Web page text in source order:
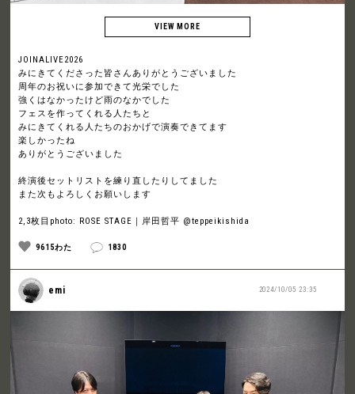
JOINALIVE2026
みにきてくださった皆さんありがとうございました
周年のお祝いに参加できて光栄でした
強くはなかったけど雨のなかでした
フェスを作ってくれる人たちと
みにきてくれる人たちのおかげで演奏できてます
楽しかったね
ありがとうございました
終演後セットリストを練り直したりしてました
また次もよろしくお願いします
2,3枚目photo: ROSE STAGE｜岸田哲平 @teppeikishida
9615わた 1830
2024/10/05 23:35
emi